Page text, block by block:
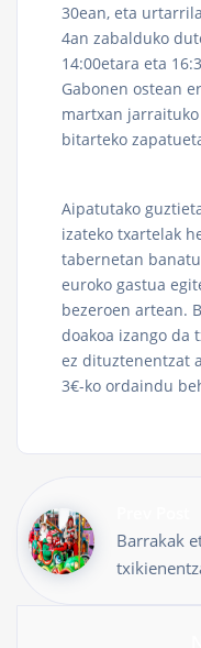
30ean, eta
4an zabalduko
14:00etara eta
Gabonen ostean
martxan
bitarteko
Aipatutako
izateko txartelak
tabernetan
euroko gastua
bezeroen artean.
doakoa izango da
ez dituztenentzat
3€-ko ordaindu
Barrakak